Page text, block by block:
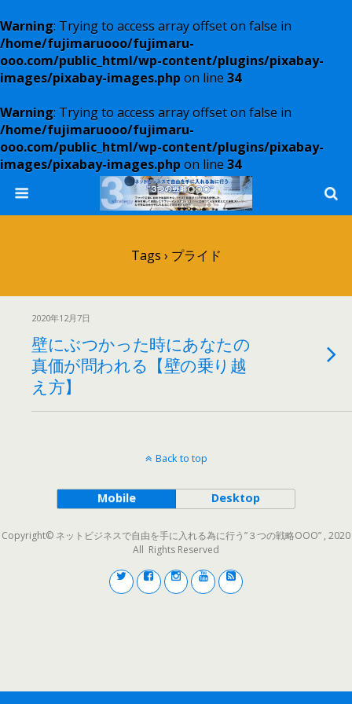
Warning: Trying to access array offset on false in
/home/fujimaruooo/fujimaru-
ooo.com/public_html/wp-content/plugins/pixabay-
images/pixabay-images.php on line 34
Warning: Trying to access array offset on false in
/home/fujimaruooo/fujimaru-
ooo.com/public_html/wp-content/plugins/pixabay-
images/pixabay-images.php on line 34
Tags › プライド
2020年12月7日
壁にぶつかった時にあなたの
真価が問われる【壁の乗り越
え方】
Back to top
Mobile Desktop
Copyright© ネットビジネスで自由を手に入れる為に行う”３つの戦略OOO” , 2020
All Rights Reserved